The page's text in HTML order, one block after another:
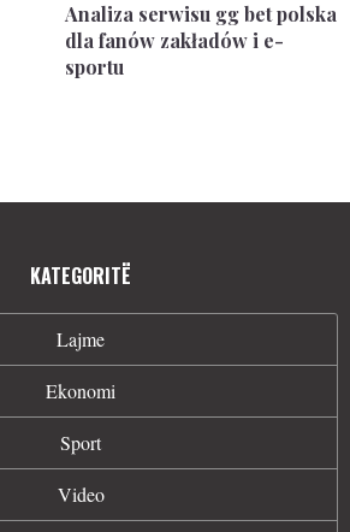
Analiza serwisu gg bet polska
dla fanów zakładów i e-
sportu
KATEGORITË
Lajme
Ekonomi
Sport
Video